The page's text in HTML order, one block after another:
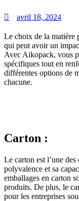
avril 18, 2024
Le choix de la matière
qui peut avoir un
Avec Aikopack, vous
spécifiques tout en
différentes options de
chacune.
Carton :
Le carton est l’une
polyvalence et sa
emballages en carton
produits. De plus, le
pour les entreprises